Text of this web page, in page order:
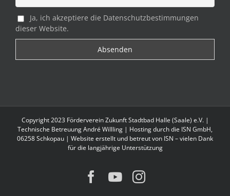
Ja, ich akzeptiere die Datenschutzbestimmungen
dieser Website.
Copyright 2023 Förderverein Zukunft Stadtbad Halle (Saale) e.V. |
Technische Betreuung André Willling | Hosting durch die ISN GmbH,
06258 Schkopau | Website erstellt und betreut von ISN – vielen Dank
für die langjährige Unterstützung
Facebook
YouTubeInstagram